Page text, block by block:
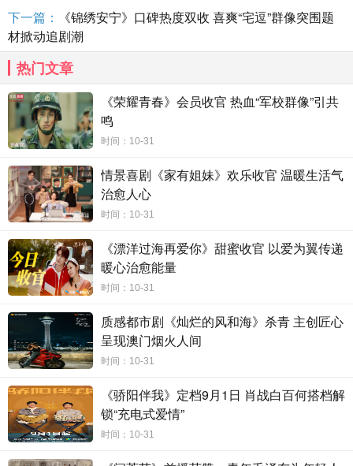
鲜活青春群像勾燃时代回忆
下一篇：
《锦绣安宁》口碑热度双收 喜爽“宅逗”群像突围题
材掀动追剧潮
热门文章
《荣耀青春》会员收官 热血“军校群像”引共
鸣
时间：10-31
情景喜剧《家有姐妹》欢乐收官 温暖生活气
治愈人心
时间：10-31
《漂洋过海再爱你》甜蜜收官 以爱为翼传递
暖心治愈能量
时间：10-31
质感都市剧《灿烂的风和海》杀青 主创匠心
呈现澳门烟火人间
时间：10-31
《骄阳伴我》定档9月1日 肖战白百何搭档解
锁“充电式爱情”
时间：10-31